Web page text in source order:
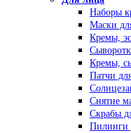
Наборы
Маски
Кремы,
Кремы,
Патчи
Снятие
Скрабы
Пилинги